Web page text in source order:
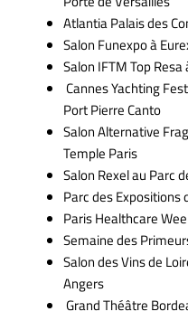
Atlantia Palais des
Salon Funexpo à
Salon IFTM Top
Cannes Yachting
Port Pierre Canto
Salon Alternative
Temple Paris
Salon Rexel au Parc
Parc des Expositions
Paris Healthcare
Semaine des
Salon des Vins de
Angers
Grand Théâtre